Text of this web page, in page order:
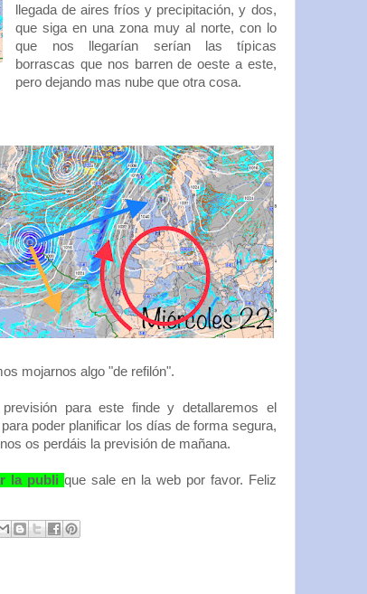
llegada de aires fríos y precipitación, y dos,
que siga en una zona muy al norte, con lo
que nos llegarían serían las típicas
borrascas que nos barren de oeste a este,
pero dejando mas nube que otra cosa.
mojarnos algo "de refilón".
para este finde y detallaremos el
poder planificar los días de forma segura,
os perdáis la previsión de mañana.
la publi que sale en la web por favor. Feliz